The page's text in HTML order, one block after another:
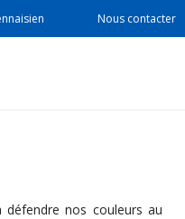
Nous contacter
nos couleurs au